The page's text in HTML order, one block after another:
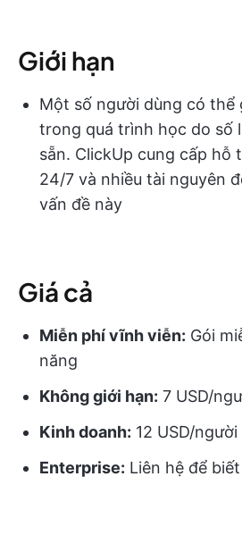
Giới hạn
Một số người dùng có thể
trong quá trình học do số
sẵn. ClickUp cung cấp hỗ
24/7 và nhiều tài nguyên
vấn đề này
Giá cả
Miễn phí vĩnh viễn: Gói
năng
Không giới hạn: 7 USD/
Kinh doanh: 12 USD/
Enterprise: Liên hệ để